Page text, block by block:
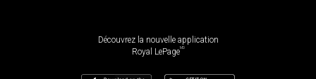
Découvrez la nouvelle application
Royal LePageMD